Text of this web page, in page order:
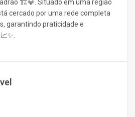
🏗️💎. Situado em uma região
cercado por uma rede completa
garantindo praticidade e